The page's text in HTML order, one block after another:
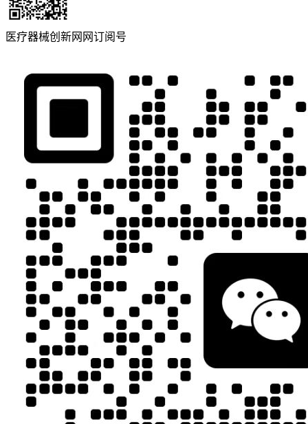
医疗器械创新网网订阅号